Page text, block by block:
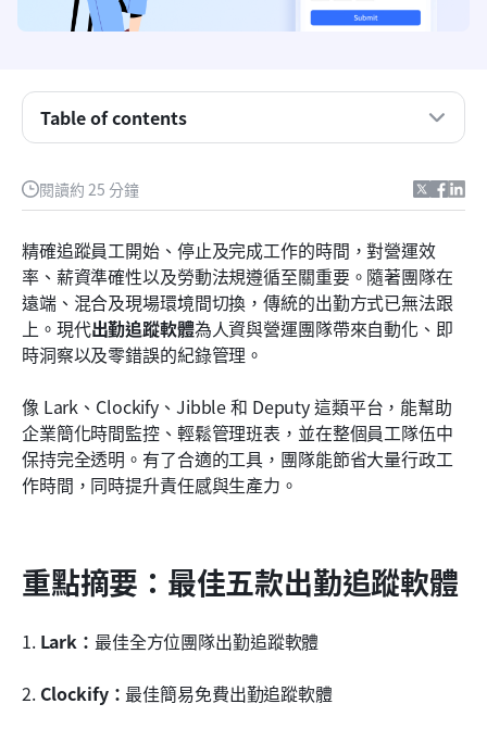
閱讀約 25 分鐘
精確追蹤員工開始、停止及完成工作的時間，對營運效
率、薪資準確性以及勞動法規遵循至關重要。隨著團隊在
遠端、混合及現場環境間切換，傳統的出勤方式已無法跟
上。現代出勤追蹤軟體為人資與營運團隊帶來自動化、即
時洞察以及零錯誤的紀錄管理。
像 Lark、Clockify、Jibble 和 Deputy 這類平台，能幫助
企業簡化時間監控、輕鬆管理班表，並在整個員工隊伍中
保持完全透明。有了合適的工具，團隊能節省大量行政工
作時間，同時提升責任感與生產力。
重點摘要：最佳五款出勤追蹤軟體
1. Lark： 最佳全方位團隊出勤追蹤軟體
2. Clockify： 最佳簡易免費出勤追蹤軟體
Table of contents
出勤追蹤軟體一覽
什麼是出勤追蹤軟體？
免費出勤追蹤軟體與付費平台
考勤追蹤軟體應注意的主要功能
完整清單：前15大出勤追蹤軟體
常見的出勤追蹤錯誤應避免
常見問題
相關閱讀